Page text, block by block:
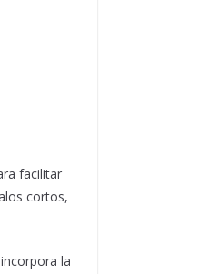
facilitar
cortos,
la